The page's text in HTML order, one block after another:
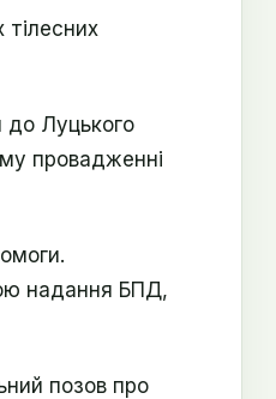
до Луцького
провадженні
надання БПД,
позов про